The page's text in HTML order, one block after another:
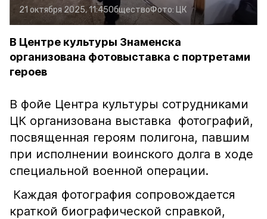
21 октября 2025, 11:45ОбществоФото: ЦК
В Центре культуры Знаменска
организована фотовыставка с портретами
героев
В фойе Центра культуры сотрудниками
ЦК организована выставка фотографий,
посвященная героям полигона, павшим
при исполнении воинского долга в ходе
специальной военной операции.
Каждая фотография сопровождается
краткой биографической справкой,